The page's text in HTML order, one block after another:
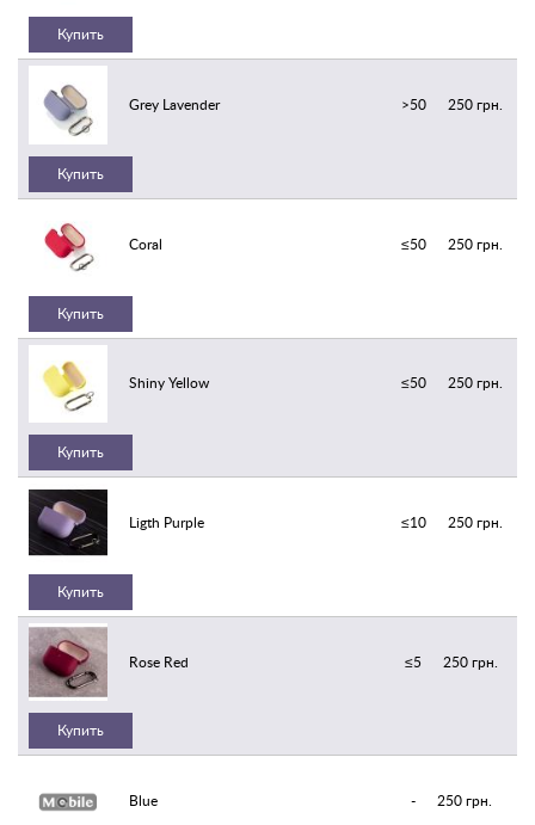
Купить
Grey Lavender 250 грн.
>50
Купить
Coral 250 грн.
≤50
Купить
Shiny Yellow 250 грн.
≤50
Купить
Ligth Purple 250 грн.
≤10
Купить
Rose Red 250 грн.
≤5
Купить
Blue 250 грн.
-